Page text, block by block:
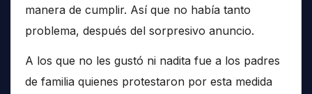
manera de cumplir. Así que no había tanto
problema, después del sorpresivo anuncio.
A los que no les gustó ni nadita fue a los padres
de familia quienes protestaron por esta medida